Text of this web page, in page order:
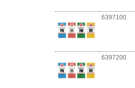
6397100
6397200